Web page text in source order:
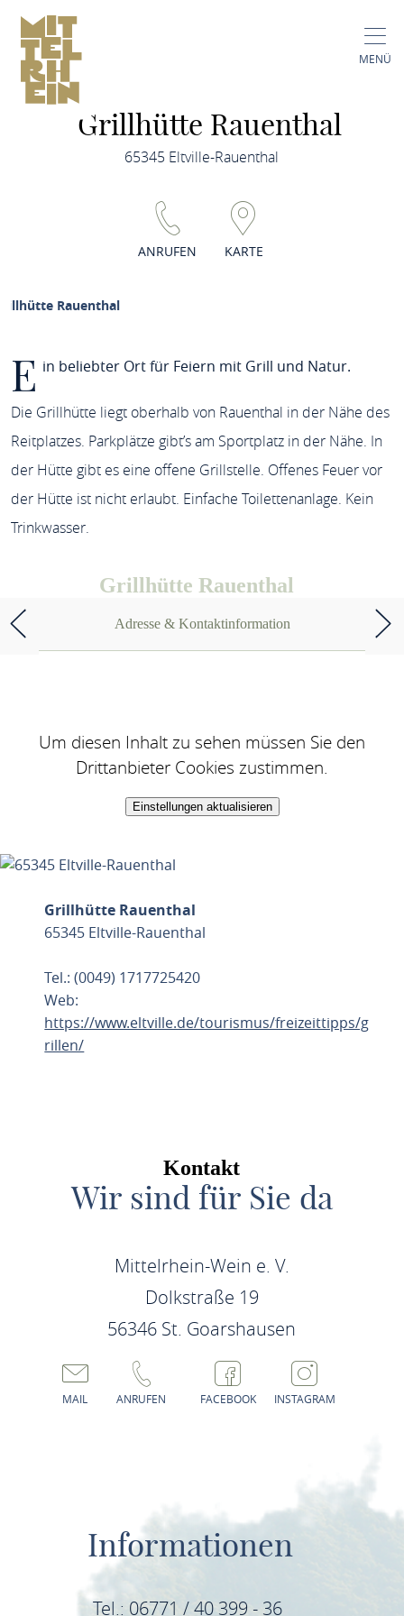
MENÜ
Grillhütte Rauenthal
65345 Eltville-Rauenthal
ANRUFEN KARTE
Rauenthal
E in beliebter Ort für Feiern mit Grill und Natur.
Die Grillhütte liegt oberhalb von Rauenthal in der Nähe des
Reitplatzes. Parkplätze gibt’s am Sportplatz in der Nähe. In
der Hütte gibt es eine offene Grillstelle. Offenes Feuer vor
der Hütte ist nicht erlaubt. Einfache Toilettenanlage. Kein
Trinkwasser.
Grillhütte Rauenthal
Adresse & Kontaktinformation
Um diesen Inhalt zu sehen müssen Sie den
Drittanbieter Cookies zustimmen.
Einstellungen aktualisieren
Grillhütte Rauenthal
65345 Eltville-Rauenthal
Tel.: (0049) 1717725420
Web:
https://www.eltville.de/tourismus/freizeittipps/g
rillen/
Kontakt
Wir sind für Sie da
Mittelrhein-Wein e. V.
Dolkstraße 19
56346 St. Goarshausen
MAIL ANRUFEN FACEBOOK INSTAGRAM
Informationen
Tel.: 06771 / 40 399 - 36